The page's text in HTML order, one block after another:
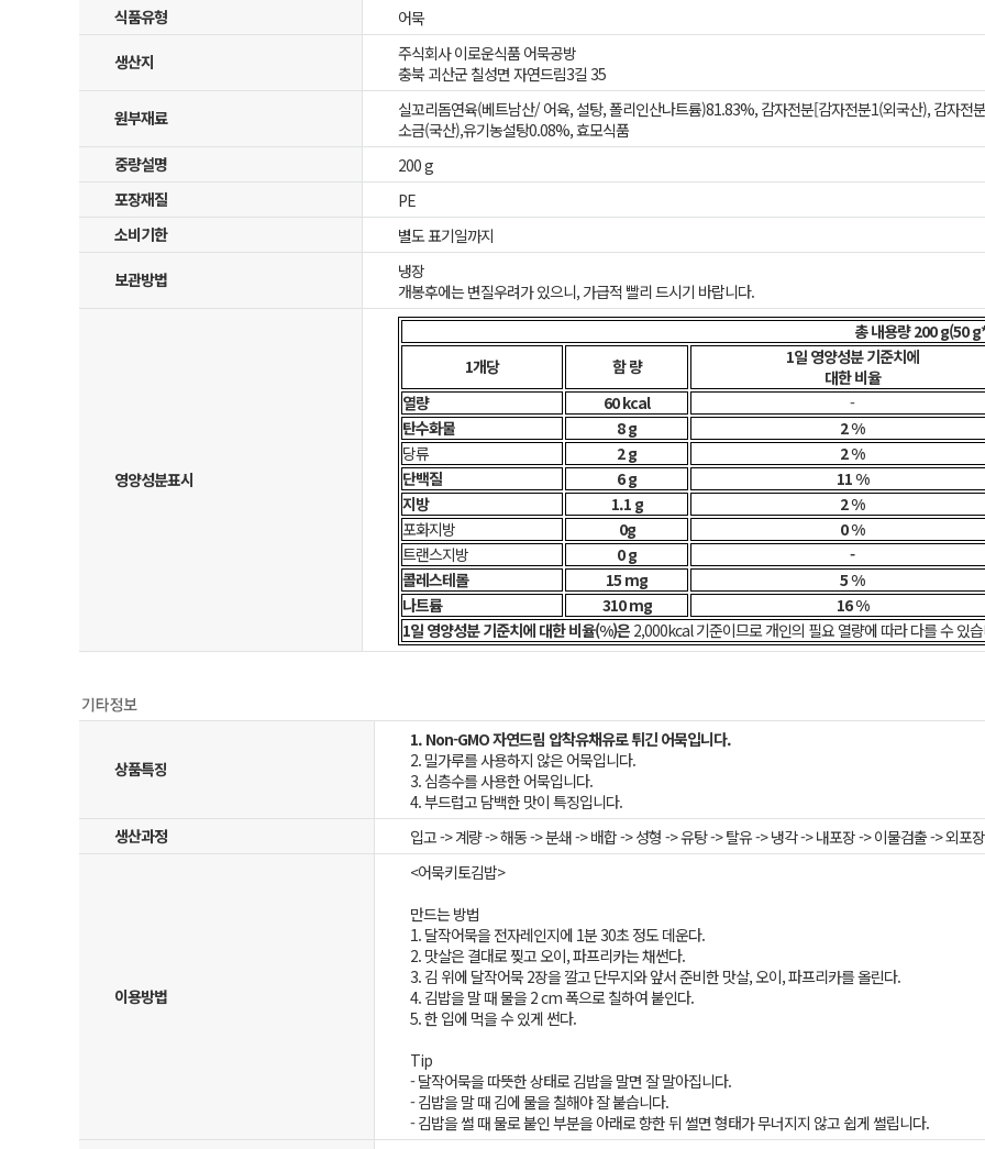
식품유형
어묵
생산지
주식회사 이로운식품 어묵공방
충북 괴산군 칠성면 자연드림3길 35
원부재료
실꼬리돔연육(베트남산/ 어육, 설탕, 폴리인산나트륨)81.83%, 감자전분[감자전분1(외국산), 감자
소금(국산),유기농설탕0.08%, 효모식품
중량설명
200 g
포장재질
PE
소비기한
별도 표기일까지
보관방법
냉장
개봉후에는 변질우려가 있으니, 가급적 빨리 드시기 바랍니다.
영양성분표시
총 내용량 200 g(50
1개당
함 량
1일 영양성분 기준치에
대한 비율
열량
60 kcal
-
탄수화물
8 g
2 %
당류
2 g
2 %
단백질
6 g
11 %
지방
1.1 g
2 %
포화지방
0g
0 %
트랜스지방
0 g
-
콜레스테롤
15 mg
5 %
나트륨
310 mg
16 %
1일 영양성분 기준치에 대한 비율(%)은 2,000kcal 기준이므로 개인의 필요 열량에 따라 다를 수 있
상품특징
1. Non-GMO 자연드림 압착유채유로 튀긴 어묵입니다.
2. 밀가루를 사용하지 않은 어묵입니다.
3. 심층수를 사용한 어묵입니다.
4. 부드럽고 담백한 맛이 특징입니다.
생산과정
입고 -> 계량 -> 해동 -> 분쇄 -> 배합 -> 성형 -> 유탕 -> 탈유 -> 냉각 -> 내포장 -> 이물검출 -> 외포
이용방법
<어묵키토김밥>
만드는 방법
1. 달작어묵을 전자레인지에 1분 30초 정도 데운다.
2. 맛살은 결대로 찢고 오이, 파프리카는 채썬다.
3. 김 위에 달작어묵 2장을 깔고 단무지와 앞서 준비한 맛살, 오이, 파프리카를 올린다.
4. 김밥을 말 때 물을 2 cm 폭으로 칠하여 붙인다.
5. 한 입에 먹을 수 있게 썬다.
Tip
- 달작어묵을 따뜻한 상태로 김밥을 말면 잘 말아집니다.
- 김밥을 말 때 김에 물을 칠해야 잘 붙습니다.
- 김밥을 썰 때 물로 붙인 부분을 아래로 향한 뒤 썰면 형태가 무너지지 않고 쉽게 썰립니다.